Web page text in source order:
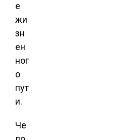
е
жи
зн
ен
ног
о
пут
и.
Че